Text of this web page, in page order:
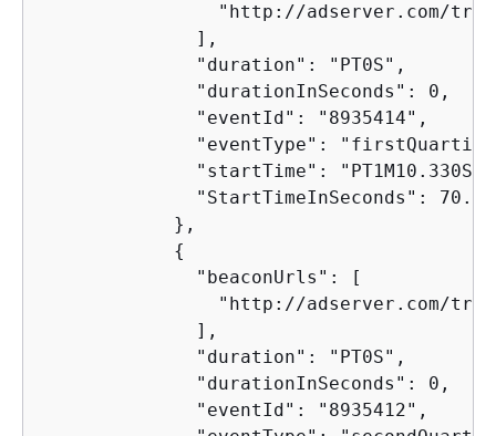
"http://adserver.com/
              ],
              "duration": "PT0S",
              "durationInSeconds": 0,
              "eventId": "8935414",
"eventType":
              "startTime": "PT1M10.330S",
"StartTimeInSeconds":
            },
{
              "beaconUrls": [
"http://adserver.com/
              ],
              "duration": "PT0S",
              "durationInSeconds": 0,
              "eventId": "8935412",